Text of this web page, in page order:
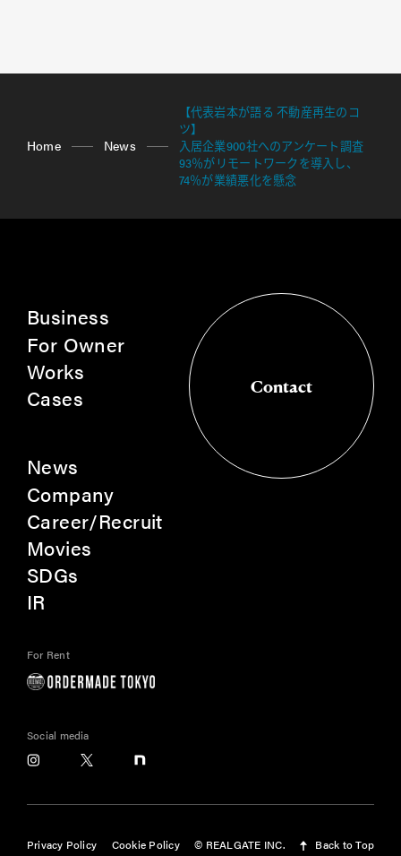
Home News
【代表岩本が語る 不動産再生のコ
ツ】
入居企業900社へのアンケート調査
93％がリモートワークを導入し、
74％が業績悪化を懸念
Business
For Owner
Works
Cases
News
Company
Career/Recruit
Movies
SDGs
IR
For Rent
Social media
Contact
Privacy Policy Cookie Policy © REALGATE INC. Back to Top